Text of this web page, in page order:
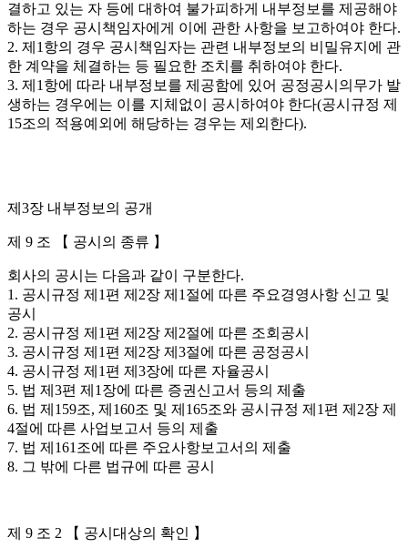
결하고 있는 자 등에 대하여 불가피하게 내부정보를 제공해야
하는 경우 공시책임자에게 이에 관한 사항을 보고하여야 한다.
2. 제1항의 경우 공시책임자는 관련 내부정보의 비밀유지에 관
한 계약을 체결하는 등 필요한 조치를 취하여야 한다.
3. 제1항에 따라 내부정보를 제공함에 있어 공정공시의무가 발
생하는 경우에는 이를 지체없이 공시하여야 한다(공시규정 제
15조의 적용예외에 해당하는 경우는 제외한다).
제3장 내부정보의 공개
제 9 조 【 공시의 종류 】
회사의 공시는 다음과 같이 구분한다.
1. 공시규정 제1편 제2장 제1절에 따른 주요경영사항 신고 및
공시
2. 공시규정 제1편 제2장 제2절에 따른 조회공시
3. 공시규정 제1편 제2장 제3절에 따른 공정공시
4. 공시규정 제1편 제3장에 따른 자율공시
5. 법 제3편 제1장에 따른 증권신고서 등의 제출
6. 법 제159조, 제160조 및 제165조와 공시규정 제1편 제2장 제
4절에 따른 사업보고서 등의 제출
7. 법 제161조에 따른 주요사항보고서의 제출
8. 그 밖에 다른 법규에 따른 공시
제 9 조 2 【 공시대상의 확인 】